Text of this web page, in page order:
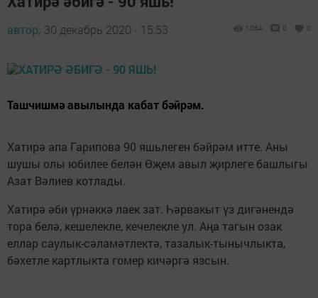
автор, 30 декабрь 2020 - 15:53 1064 0 0
Ташчишмә авылында кабат бәйрәм.
Хатирә апа Гарипова 90 яшьлеген бәйрәм итте. Аны
шушы олы юбилее белән Өҗем авыл җирлеге башлыгы
Азат Вәлиев котлады.
Хатирә әби үрнәккә лаек зат. Һәрвакыт үз дигәнендә
тора белә, кешелекле, кечелекле ул. Аңа тагын озак
еллар саулык-сәламәтлектә, тазалык-тынычлыкта,
бәхетле картлыкта гомер кичәргә язсын.